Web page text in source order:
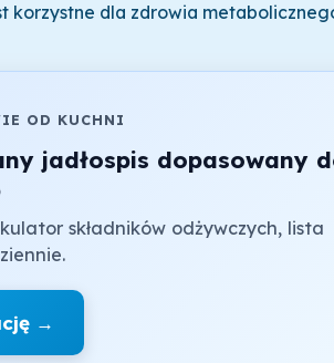
korzystne dla zdrowia
OD KUCHNI
jadłospis dopasowany
składników odżywczych, lista
→